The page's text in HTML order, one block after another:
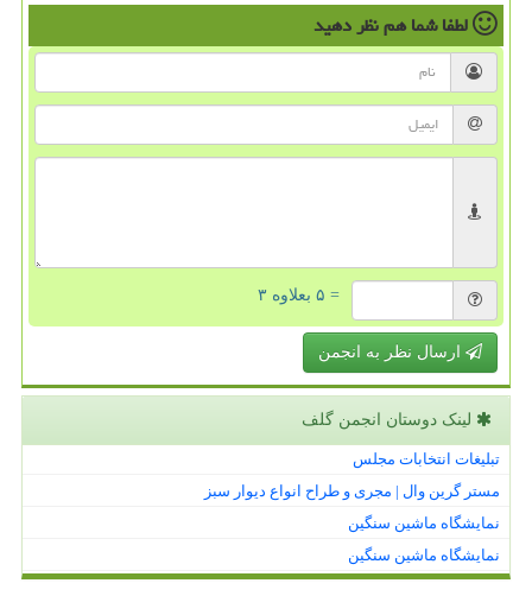
لطفا شما همنظر دهید
= ۵ بعلاوه ۳
ارسال نظر به انجمن
لینک دوستان انجمن گلف
تبلیغات انتخابات مجلس
مستر گرین وال | مجری و طراح انواع دیوار سبز
نمایشگاه ماشین سنگین
نمایشگاه ماشین سنگین